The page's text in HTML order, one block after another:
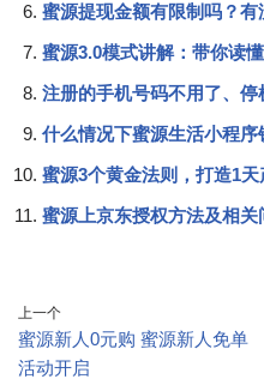
蜜源提现金额有限制吗？有
蜜源3.0模式讲解：带你读
注册的手机号码不用了、停
什么情况下蜜源生活小程序
蜜源3个黄金法则，打造1天
蜜源上京东授权方法及相关
上一个
蜜源新人0元购 蜜源新人免单
活动开启